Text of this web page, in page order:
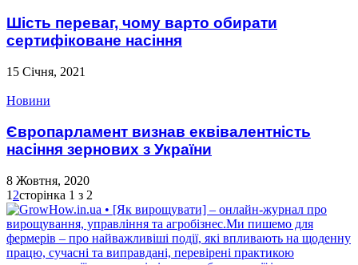
Шість переваг, чому варто обирати
сертифіковане насіння
15 Січня, 2021
Новини
Європарламент визнав еквівалентність
насіння зернових з України
8 Жовтня, 2020
1 2сторінка 1 з 2